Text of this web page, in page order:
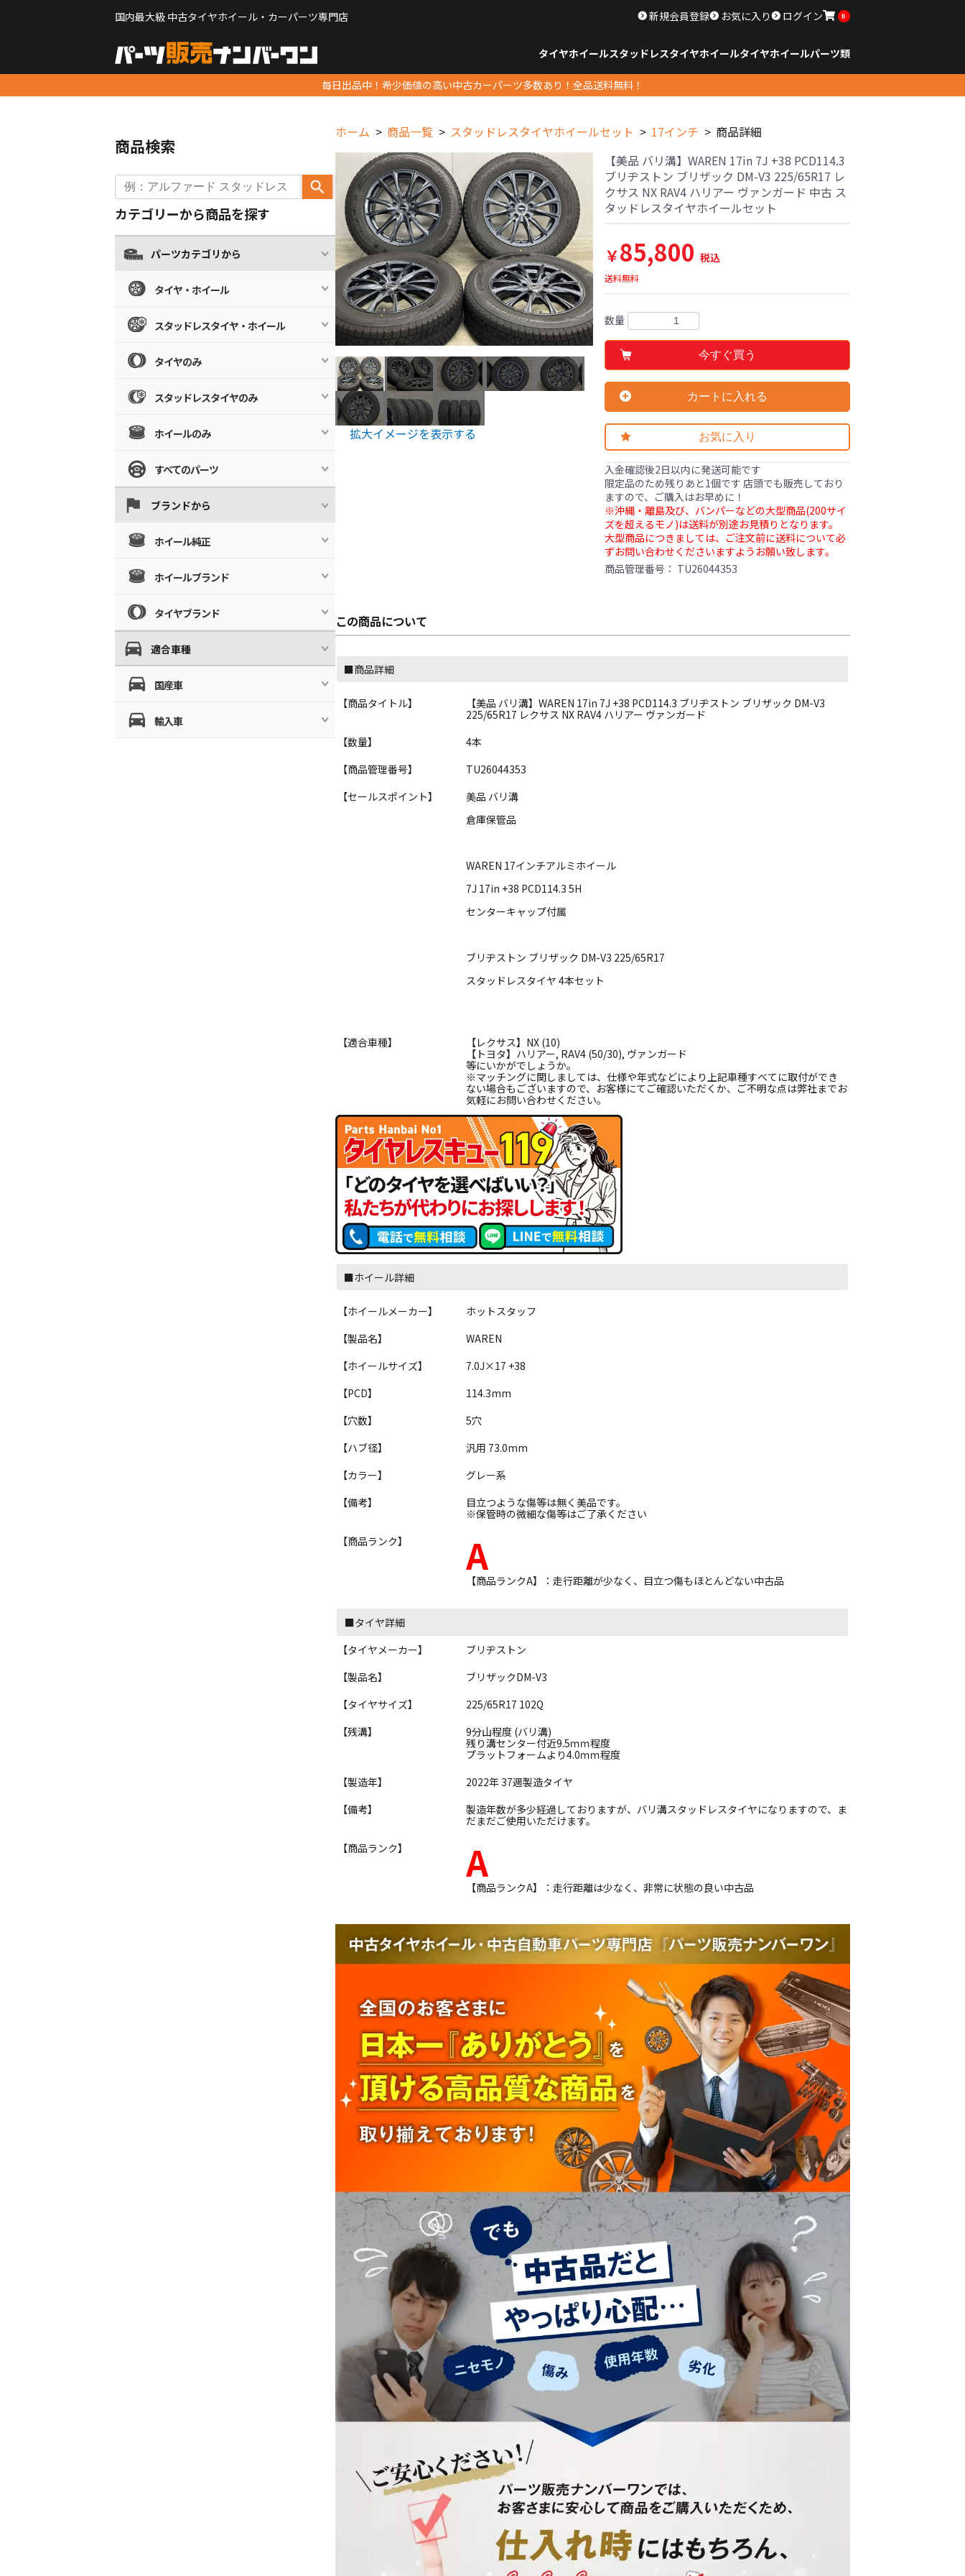
国内最大級 中古タイヤホイール・カーパーツ専門店 新規会員登録 お気に入り ログイン 0
タイヤホイールスタッドレスタイヤホイールタイヤホイールパーツ類
毎日出品中！希少価値の高い中古カーパーツ多数あり！全品送料無料！
ホーム 商品一覧 スタッドレスタイヤホイールセット 17インチ 商品詳細
拡大イメージを表示する
【美品 バリ溝】WAREN 17in 7J +38 PCD114.3
ブリヂストン ブリザック DM-V3 225/65R17 レ
クサス NX RAV4 ハリアー ヴァンガード 中古 ス
タッドレスタイヤホイールセット
￥85,800 税込
送料無料
数量
今すぐ買う
カートに入れる
お気に入り
入金確認後2日以内に発送可能です
限定品のため残りあと1個です 店頭でも販売しており
ますので、ご購入はお早めに！
※沖縄・離島及び、バンパーなどの大型商品(200サイ
ズを超えるモノ)は送料が別途お見積りとなります。
大型商品につきましては、ご注文前に送料について必
ずお問い合わせくださいますようお願い致します。
商品管理番号： TU26044353
この商品について
■商品詳細
【商品タイトル】
【美品 バリ溝】WAREN 17in 7J +38 PCD114.3 ブリヂストン ブリザック DM-V3
225/65R17 レクサス NX RAV4 ハリアー ヴァンガード
【数量】
4本
【商品管理番号】
TU26044353
【セールスポイント】
美品 バリ溝
倉庫保管品
WAREN 17インチアルミホイール
7J 17in +38 PCD114.3 5H
センターキャップ付属
ブリヂストン ブリザック DM-V3 225/65R17
スタッドレスタイヤ 4本セット
【適合車種】
【レクサス】NX (10)
【トヨタ】ハリアー, RAV4 (50/30), ヴァンガード
等にいかがでしょうか。
※マッチングに関しましては、仕様や年式などにより上記車種すべてに取付ができ
ない場合もございますので、お客様にてご確認いただくか、ご不明な点は弊社までお
気軽にお問い合わせください。
■ホイール詳細
【ホイールメーカー】
ホットスタッフ
【製品名】
WAREN
【ホイールサイズ】
7.0J×17 +38
【PCD】
114.3mm
【穴数】
5穴
【ハブ径】
汎用 73.0mm
【カラー】
グレー系
【備考】
目立つような傷等は無く美品です。
※保管時の微細な傷等はご了承ください
【商品ランク】
A
【商品ランクA】：走行距離が少なく、目立つ傷もほとんどない中古品
■タイヤ詳細
【タイヤメーカー】
ブリヂストン
【製品名】
ブリザックDM-V3
【タイヤサイズ】
225/65R17 102Q
【残溝】
9分山程度 (バリ溝)
残り溝センター付近9.5ｍｍ程度
プラットフォームより4.0ｍｍ程度
【製造年】
2022年 37週製造タイヤ
【備考】
製造年数が多少経過しておりますが、バリ溝スタッドレスタイヤになりますので、ま
だまだご使用いただけます。
【商品ランク】
A
【商品ランクA】：走行距離は少なく、非常に状態の良い中古品
商品検索
カテゴリーから商品を探す
パーツカテゴリから
タイヤ・ホイール
スタッドレスタイヤ・ホイール
タイヤのみ
スタッドレスタイヤのみ
ホイールのみ
すべてのパーツ
ブランドから
ホイール純正
ホイールブランド
タイヤブランド
適合車種
国産車
輸入車